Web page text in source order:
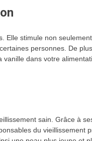
stimule non
personnes. De
vanille dans votre
sain. Grâce à
du vieillissement